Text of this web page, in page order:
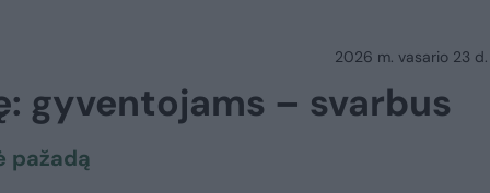
2026 m. vasario 23 d.
gyventojams – svarbus
pažadą